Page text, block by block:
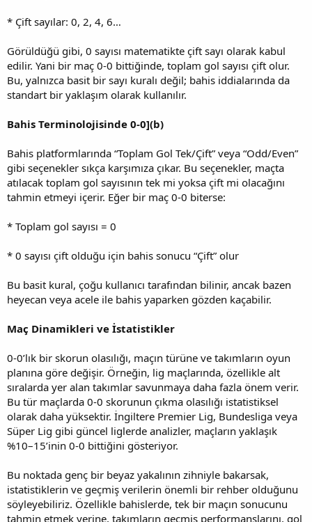
* Çift sayılar: 0, 2, 4, 6…
Görüldüğü gibi, 0 sayısı matematikte çift sayı olarak kabul
edilir. Yani bir maç 0-0 bittiğinde, toplam gol sayısı çift olur.
Bu, yalnızca basit bir sayı kuralı değil; bahis iddialarında da
standart bir yaklaşım olarak kullanılır.
Bahis Terminolojisinde 0-0](b)
Bahis platformlarında “Toplam Gol Tek/Çift” veya “Odd/Even”
gibi seçenekler sıkça karşımıza çıkar. Bu seçenekler, maçta
atılacak toplam gol sayısının tek mi yoksa çift mi olacağını
tahmin etmeyi içerir. Eğer bir maç 0-0 biterse:
* Toplam gol sayısı = 0
* 0 sayısı çift olduğu için bahis sonucu “Çift” olur
Bu basit kural, çoğu kullanıcı tarafından bilinir, ancak bazen
heyecan veya acele ile bahis yaparken gözden kaçabilir.
Maç Dinamikleri ve İstatistikler
0-0’lık bir skorun olasılığı, maçın türüne ve takımların oyun
planına göre değişir. Örneğin, lig maçlarında, özellikle alt
sıralarda yer alan takımlar savunmaya daha fazla önem verir.
Bu tür maçlarda 0-0 skorunun çıkma olasılığı istatistiksel
olarak daha yüksektir. İngiltere Premier Lig, Bundesliga veya
Süper Lig gibi güncel liglerde analizler, maçların yaklaşık
%10–15’inin 0-0 bittiğini gösteriyor.
Bu noktada genç bir beyaz yakalının zihniyle bakarsak,
istatistiklerin ve geçmiş verilerin önemli bir rehber olduğunu
söyleyebiliriz. Özellikle bahislerde, tek bir maçın sonucunu
tahmin etmek yerine, takımların geçmiş performanslarını, gol